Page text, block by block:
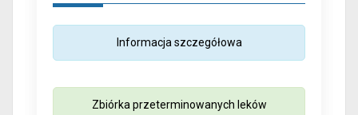
Informacja szczegółowa
Zbiórka przeterminowanych leków